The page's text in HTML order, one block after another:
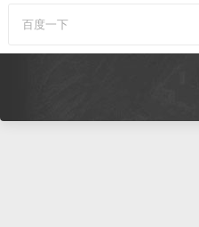
百度一下